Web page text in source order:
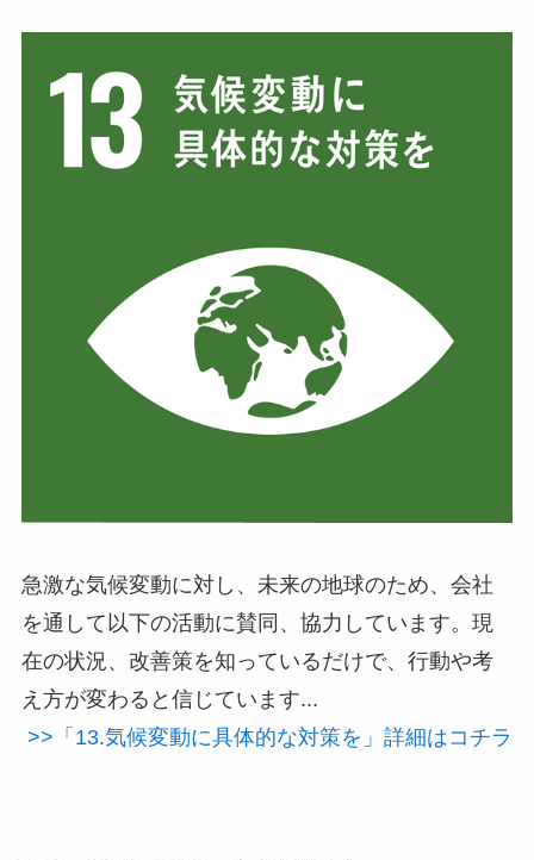
急激な気候変動に対し、未来の地球のため、会社
を通して以下の活動に賛同、協力しています。現
在の状況、改善策を知っているだけで、行動や考
え方が変わると信じています...
>>「13.気候変動に具体的な対策を」詳細はコチラ